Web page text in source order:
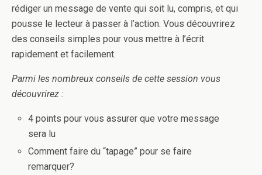
rédiger un message de vente qui soit lu, compris, et qui
pousse le lecteur à passer à l’action. Vous découvrirez
des conseils simples pour vous mettre à l’écrit
rapidement et facilement.
Parmi les nombreux conseils de cette session vous
découvrirez :
4 points pour vous assurer que votre message
sera lu
Comment faire du “tapage” pour se faire
remarquer?